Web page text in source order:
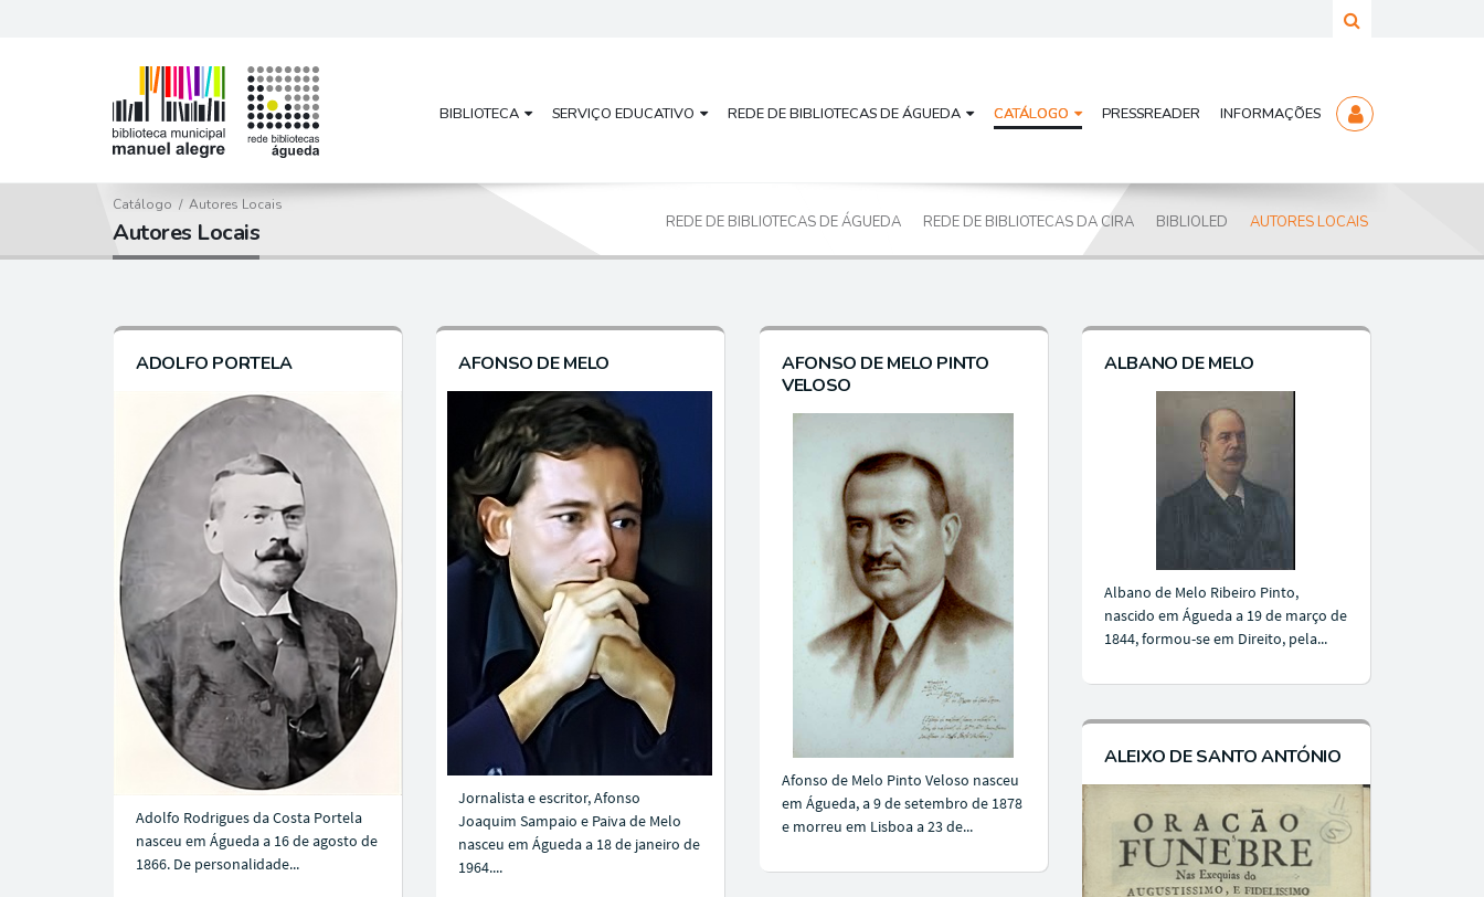
BIBLIOTECA SERVIÇO EDUCATIVO REDE DE BIBLIOTECAS DE ÁGUEDA CATÁLOGO PRESSREADER INFORMAÇÕES
Catálogo / Autores Locais
Autores Locais REDE DE BIBLIOTECAS DE ÁGUEDA REDE DE BIBLIOTECAS DA CIRA BIBLIOLED AUTORES LOCAIS
ADOLFO PORTELA
Adolfo Rodrigues da Costa Portela
nasceu em Águeda a 16 de agosto de
1866. De personalidade...
AFONSO DE MELO
Jornalista e escritor, Afonso
Joaquim Sampaio e Paiva de Melo
nasceu em Águeda a 18 de janeiro de
1964....
AFONSO DE MELO PINTO
VELOSO
Afonso de Melo Pinto Veloso nasceu
em Águeda, a 9 de setembro de 1878
e morreu em Lisboa a 23 de...
ALBANO DE MELO
Albano de Melo Ribeiro Pinto,
nascido em Águeda a 19 de março de
1844, formou-se em Direito, pela...
ALEIXO DE SANTO ANTÓNIO